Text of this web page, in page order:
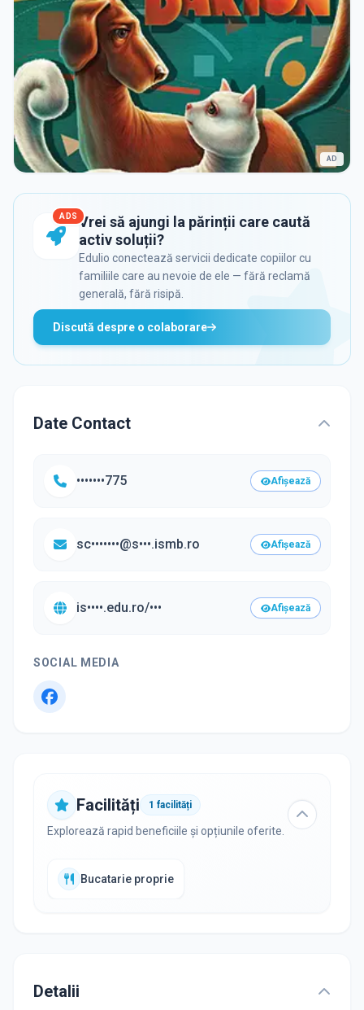
AD
ADS Vrei să ajungi la părinții care caută
activ soluții?
Edulio conectează servicii dedicate copiilor cu
familiile care au nevoie de ele — fără reclamă
generală, fără risipă.
Discută despre o colaborare
Date Contact
•••••••775 Afișează
sc•••••••@s•••.ismb.ro Afișează
is••••.edu.ro/••• Afișează
SOCIAL MEDIA
Facilități 1 facilități
Explorează rapid beneficiile și opțiunile oferite.
Bucatarie proprie
Detalii